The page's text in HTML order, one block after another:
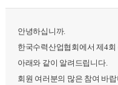
안녕하십니까.
한국수력산업협회에서 제4
아래와 같이 알려드립니다.
회원 여러분의 많은 참여 바